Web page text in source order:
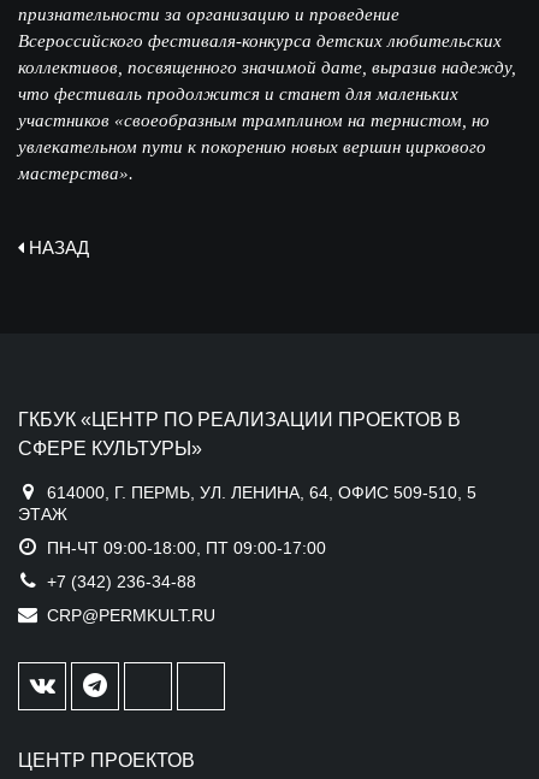
признательности за организацию и проведение
Всероссийского фестиваля-конкурса детских любительских
коллективов, посвященного значимой дате, выразив надежду,
что фестиваль продолжится и станет для маленьких
участников «своеобразным трамплином на тернистом, но
увлекательном пути к покорению новых вершин циркового
мастерства».
НАЗАД
ГКБУК «ЦЕНТР ПО РЕАЛИЗАЦИИ ПРОЕКТОВ В
СФЕРЕ КУЛЬТУРЫ»
614000, Г. ПЕРМЬ, УЛ. ЛЕНИНА, 64, ОФИС 509-510, 5
ЭТАЖ
ПН-ЧТ 09:00-18:00, ПТ 09:00-17:00
+7 (342) 236-34-88
CRP@PERMKULT.RU
ЦЕНТР ПРОЕКТОВ